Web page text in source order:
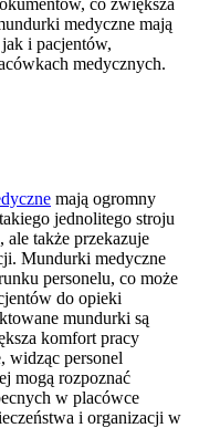
medyczne mają
i pacjentów,
medycznych.
mają ogromny
jednolitego stroju
także przekazuje
Mundurki medyczne
personelu, co może
do opieki
mundurki są
komfort pracy
widząc personel
mogą rozpoznać
w placówce
i organizacji w